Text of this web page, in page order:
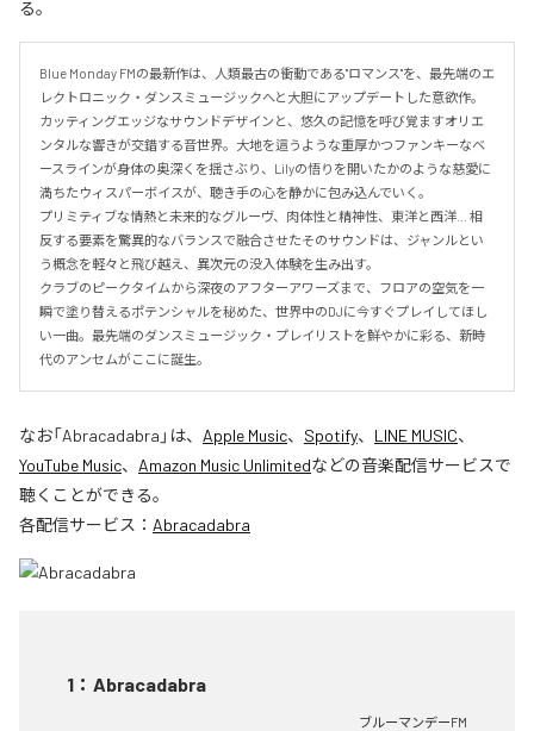
る。
Blue Monday FMの最新作は、人類最古の衝動である"ロマンス"を、最先端のエ
レクトロニック・ダンスミュージックへと大胆にアップデートした意欲作。
カッティングエッジなサウンドデザインと、悠久の記憶を呼び覚ますオリエ
ンタルな響きが交錯する音世界。大地を這うような重厚かつファンキーなベ
ースラインが身体の奥深くを揺さぶり、Lilyの悟りを開いたかのような慈愛に
満ちたウィスパーボイスが、聴き手の心を静かに包み込んでいく。
プリミティブな情熱と未来的なグルーヴ、肉体性と精神性、東洋と西洋… 相
反する要素を驚異的なバランスで融合させたそのサウンドは、ジャンルとい
う概念を軽々と飛び越え、異次元の没入体験を生み出す。
クラブのピークタイムから深夜のアフターアワーズまで、フロアの空気を一
瞬で塗り替えるポテンシャルを秘めた、世界中のDJに今すぐプレイしてほし
い一曲。最先端のダンスミュージック・プレイリストを鮮やかに彩る、新時
代のアンセムがここに誕生。
なお「Abracadabra 」は、 Apple Music、 Spotify、 LINE MUSIC、
YouTube Music、 Amazon Music Unlimitedなどの音楽配信サービスで
聴くことができる。
各配信サービス： Abracadabra
1 ： Abracadabra
ブルーマンデーFM